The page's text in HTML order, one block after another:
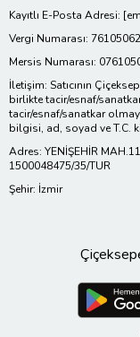
Kayıtlı E-Posta Adresi:
Vergi Numarası:
Mersis Numarası:
İletişim: Satıcının
birlikte tacir/esnaf/
tacir/esnaf/sanatkar
bilgisi, ad, soyad ve T.C.
Adres: YENİŞEHİR
1500048475/35/TUR
Şehir: İzmir